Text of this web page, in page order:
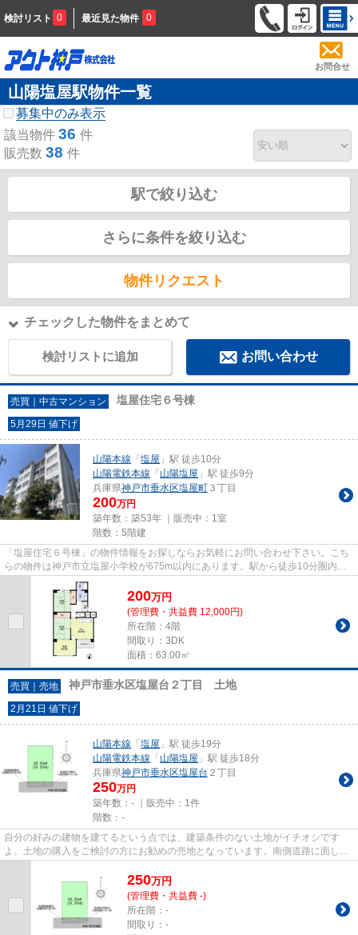
検討リスト 0 最近見た物件 0
お問合せ
山陽塩屋駅物件一覧
募集中のみ表示
該当物件 36 件
販売数 38 件
駅で絞り込む
さらに条件を絞り込む
物件リクエスト
チェックした物件をまとめて
検討リストに追加 お問い合わせ
売買｜中古マンション 塩屋住宅６号棟
5月29日 値下げ
山陽本線 「 塩屋 」駅 徒歩10分
山陽電鉄本線 「 山陽塩屋 」駅 徒歩9分
兵庫県神戸市垂水区塩屋町 ３丁目
200万円
築年数：築53年 ｜販売中： 1室
階数：5階建
「塩屋住宅６号棟」の物件情報をお探しならお気軽にお問い合わせ下さい。こち
らの物件は神戸市立塩屋小学校が675m以内にあります。駅から徒歩10分圏内に
位置する物件です。中古ながら...
200万円
(管理費・共益費 12,000円)
所在階：4階
間取り：3DK
面積：63.00㎡
売買｜売地 神戸市垂水区塩屋台２丁目 土地
2月21日 値下げ
山陽本線 「 塩屋 」駅 徒歩19分
山陽電鉄本線 「 山陽塩屋 」駅 徒歩18分
兵庫県神戸市垂水区塩屋台 ２丁目
250万円
築年数：- ｜販売中： 1件
階数：-
自分の好みの建物を建てるという点では、建築条件のない土地がイチオシです
よ。土地の購入をご検討の方にお勧めの売地となっています。南側道路に面して
250万円
(管理費・共益費 -)
所在階：-
間取り：-